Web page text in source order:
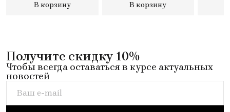
В корзину В корзину
Получите скидку 10%
Чтобы всегда оставаться в курсе актуальных
новостей